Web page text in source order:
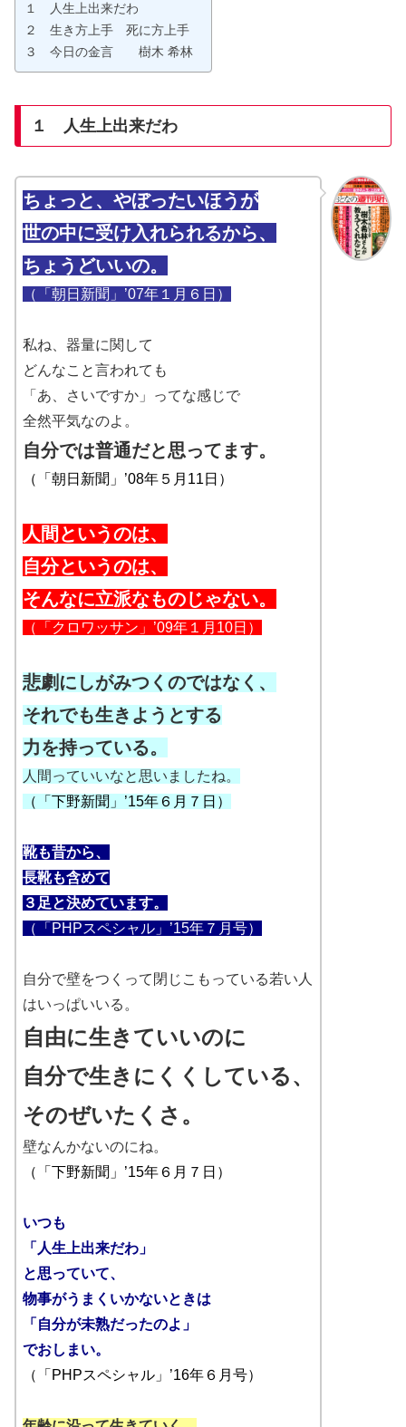
１ 人生上出来だわ
２ 生き方上手 死に方上手
３ 今日の金言 樹木 希林
１ 人生上出来だわ
ちょっと、やぼったいほうが
世の中に受け入れられるから、
ちょうどいいの。
（「朝日新聞」’07年１月６日）
私ね、器量に関して
どんなこと言われても
「あ、さいですか」ってな感じで
全然平気なのよ。
自分では普通だと思ってます。
（「朝日新聞」’08年５月11日）
人間というのは、
自分というのは、
そんなに立派なものじゃない。
（「クロワッサン」’09年１月10日）
悲劇にしがみつくのではなく、
それでも生きようとする
力を持っている。
人間っていいなと思いましたね。
（「下野新聞」’15年６月７日）
靴も昔から、
長靴も含めて
３足と決めています。
（「PHPスペシャル」’15年７月号）
自分で壁をつくって閉じこもっている若い人
はいっぱいいる。
自由に生きていいのに
自分で生きにくくしている、
そのぜいたくさ。
壁なんかないのにね。
（
「下野新聞」’15年６月７日 ）
いつも
「人生上出来だわ」
と思っていて、
物事がうまくいかないときは
「自分が未熟だったのよ」
でおしまい。
（「PHPスペシャル」’16年６月号）